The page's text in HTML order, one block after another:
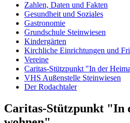
Zahlen, Daten und Fakten
Gesundheit und Soziales
Gastronomie
Grundschule Steinwiesen
Kindergärten
Kirchliche Einrichtungen und
Vereine
Caritas-Stützpunkt "In der
VHS Außenstelle Steinwiesen
Der Rodachtaler
Caritas-Stützpunkt "In